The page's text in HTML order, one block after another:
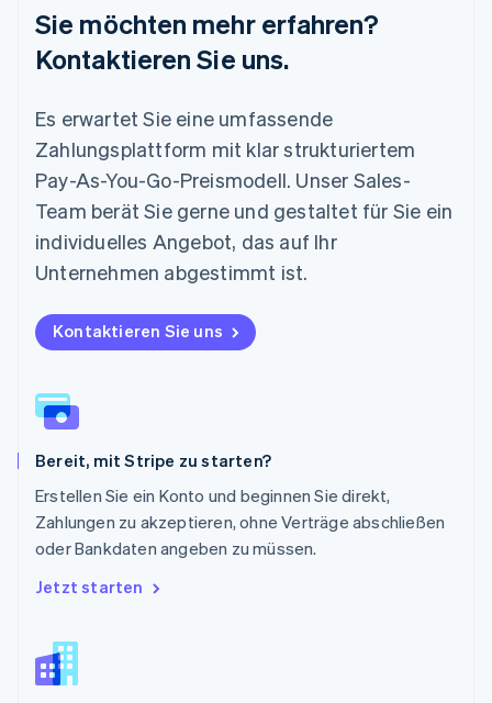
Sie möchten mehr erfahren?
Kontaktieren Sie uns.
Es erwartet Sie eine umfassende
Zahlungsplattform mit klar strukturiertem
Pay-As-You-Go-Preismodell. Unser Sales-
Team berät Sie gerne und gestaltet für Sie ein
individuelles Angebot, das auf Ihr
Unternehmen abgestimmt ist.
Kontaktieren Sie uns
Bereit, mit Stripe zu starten?
Erstellen Sie ein Konto und beginnen Sie direkt,
Zahlungen zu akzeptieren, ohne Verträge abschließen
oder Bankdaten angeben zu müssen.
Jetzt starten
English
Mexiko
EspañolEnglish
English
NederlandsEnglish
Norwegen
English
Österreich
Deutsch English
Polen
Portugal
PortuguêsEnglish
Rumänien
Schweden
Svenska
Deutsch Français ItalianoEnglish
Singapur
Slowakei
English
Slowenien
China
English